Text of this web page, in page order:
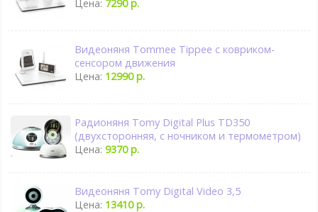
Цена: 7290 р.
Видеоняня Tommee Tippee с ковриком-
сенсором движения
Цена: 12990 р.
Радионяня Tomy Digital Plus TD350
(двухсторонняя, с ночником и термометром)
Цена:9370 р.
Видеоняня Tomy Digital Video 3,5
Цена: 13410 р.